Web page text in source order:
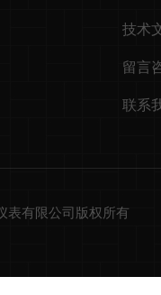
技术
留言
联系
表有限公司版权所有